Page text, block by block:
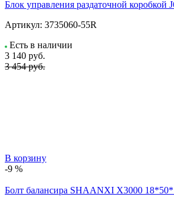
Блок управления раздаточной коробкой
Артикул: 3735060-55R
Есть в наличии
3 140 руб.
3 454 руб.
В корзину
-9 %
Болт балансира SHAANXI Х3000